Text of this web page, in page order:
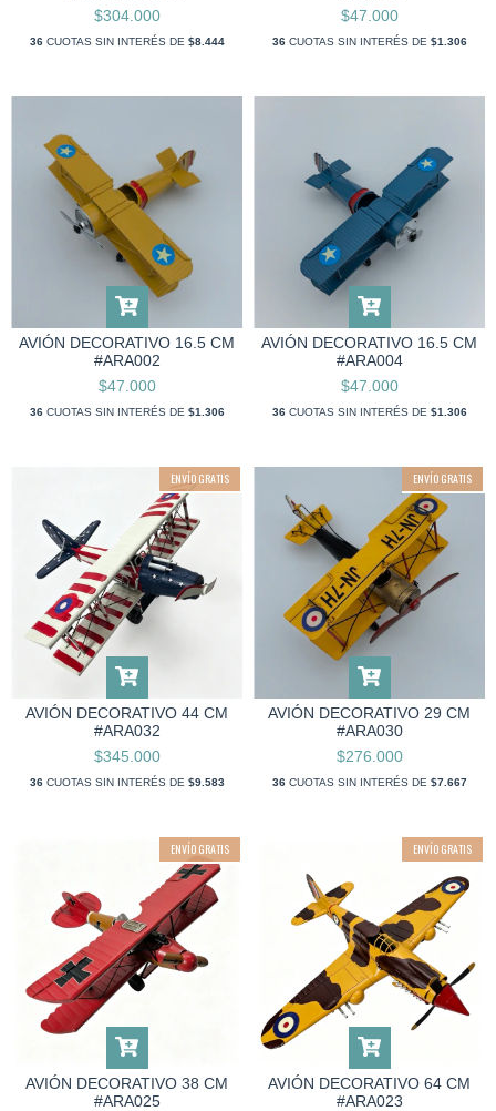
$304.000
36CUOTAS SIN INTERÉS DE $8.444
$47.000
36CUOTAS SIN INTERÉS DE $1.306
AVIÓN DECORATIVO 16.5 CM
#ARA002
$47.000
36CUOTAS SIN INTERÉS DE $1.306
AVIÓN DECORATIVO 16.5 CM
#ARA004
$47.000
36CUOTAS SIN INTERÉS DE $1.306
ENVÍO GRATIS
AVIÓN DECORATIVO 44 CM
#ARA032
$345.000
36CUOTAS SIN INTERÉS DE $9.583
ENVÍO GRATIS
AVIÓN DECORATIVO 29 CM
#ARA030
$276.000
36CUOTAS SIN INTERÉS DE $7.667
ENVÍO GRATIS
AVIÓN DECORATIVO 38 CM
#ARA025
ENVÍO GRATIS
AVIÓN DECORATIVO 64 CM
#ARA023